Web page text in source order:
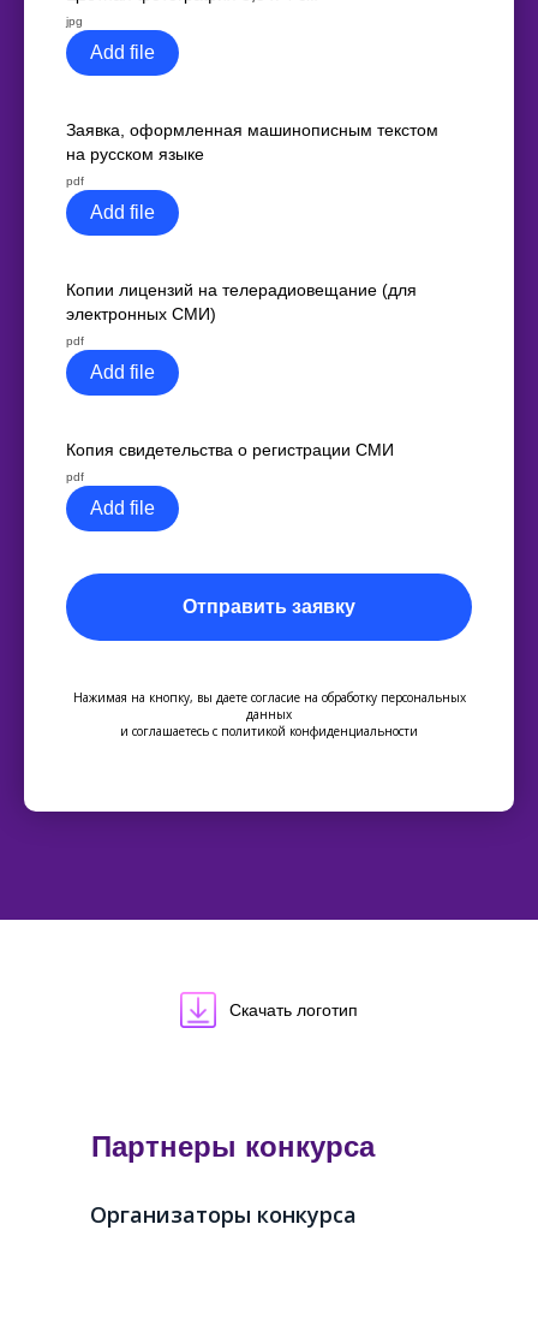
jpg
Add file
Заявка, оформленная машинописным текстом
на русском языке
pdf
Add file
Копии лицензий на телерадиовещание (для
электронных СМИ)
pdf
Add file
Копия свидетельства о регистрации СМИ
pdf
Add file
Отправить заявку
Нажимая на кнопку, вы даете согласие на обработку персональных
данных
и соглашаетесь c политикой конфиденциальности
Скачать логотип
Партнеры конкурса
Организаторы конкурса